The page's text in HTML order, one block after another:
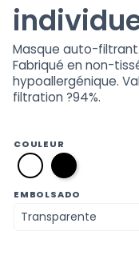
Masque auto-
Fabriqué en non-
hypoallergénique.
filtration ?94%.
COULEUR
01
blanc
12
noir
EMBOLSADO